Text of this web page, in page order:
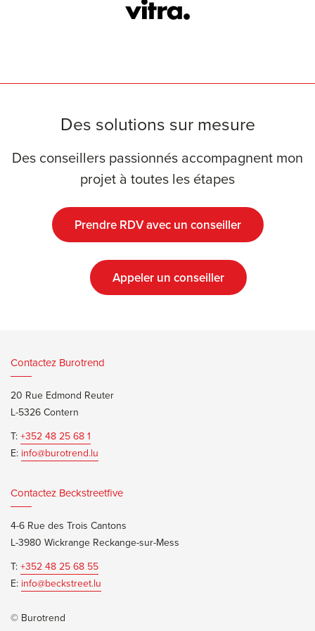
Des solutions sur mesure
Des conseillers passionnés accompagnent mon
projet à toutes les étapes
Prendre RDV avec un conseiller
Appeler un conseiller
Contactez Burotrend
20 Rue Edmond Reuter
L-5326 Contern
T:+352 48 25 68 1
E: info@burotrend.lu
Contactez Beckstreetfive
4-6 Rue des Trois Cantons
L-3980 Wickrange Reckange-sur-Mess
T:+352 48 25 68 55
E: info@beckstreet.lu
© Burotrend